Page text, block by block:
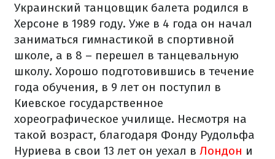
Украинский танцовщик балета родился в
Херсоне в 1989 году. Уже в 4 года он начал
заниматься гимнастикой в ​​спортивной
школе, а в 8 – перешел в танцевальную
школу. Хорошо подготовившись в течение
года обучения, в 9 лет он поступил в
Киевское государственное
хореографическое училище. Несмотря на
такой возраст, благодаря Фонду Рудольфа
Нуриева в свои 13 лет он уехал в Лондон и